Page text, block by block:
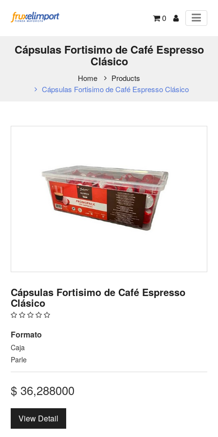
0
Cápsulas Fortisimo de Café Espresso
Clásico
Home
Products
Cápsulas Fortisimo de Café Espresso Clásico
Cápsulas Fortisimo de Café Espresso
Clásico
Formato
Caja
Parle
$ 36,288000
View Detail